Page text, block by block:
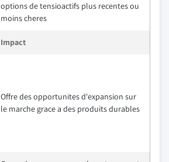
options de tensioactifs plus recentes ou
moins cheres
Impact
Offre des opportunites d'expansion sur
le marche grace a des produits durables